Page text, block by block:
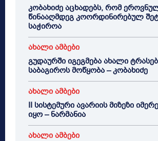
კობახიძე აცხადებს, რომ
წინააღმდეგ კოორდინირებულ
საჭიროა
ახალი ამბები
გუდაურში იგეგმება ახალი
საბაგიროს მოწყობა – კობახიძე
ახალი ამბები
II სისტემური ავარიის მიზეზი
იყო – ნარმანია
ახალი ამბები